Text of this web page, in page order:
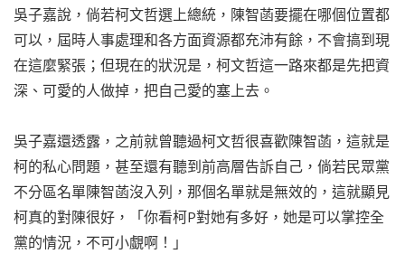
吳子嘉說，倘若柯文哲選上總統，陳智菡要擺在哪個位置都
可以，屆時人事處理和各方面資源都充沛有餘，不會搞到現
在這麼緊張；但現在的狀況是，柯文哲這一路來都是先把資
深、可愛的人做掉，把自己愛的塞上去。
吳子嘉還透露，之前就曾聽過柯文哲很喜歡陳智菡，這就是
柯的私心問題，甚至還有聽到前高層告訴自己，倘若民眾黨
不分區名單陳智菡沒入列，那個名單就是無效的，這就顯見
柯真的對陳很好，「你看柯P對她有多好，她是可以掌控全
黨的情況，不可小覷啊！」